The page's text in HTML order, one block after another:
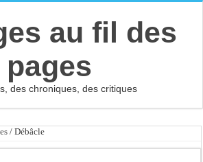
au fil des
pages
des chroniques, des critiques
/ Débâcle